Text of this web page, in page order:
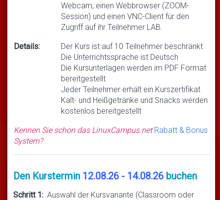
Webcam, einen Webbrowser (ZOOM-
Session) und einen VNC-Client für den
Zugriff auf ihr Teilnehmer LAB.
Details:
Der Kurs ist auf 10 Teilnehmer beschränkt
Die Unterrichtssprache ist Deutsch
Die Kursunterlagen werden im PDF Format
bereitgestellt
Jeder Teilnehmer erhält ein Kurszertifikat
Kalt- und Heißgetränke und Snacks werden
kostenlos bereitgestellt
Kennen Sie schon das LinuxCampus.netRabatt & Bonus
System?
Den Kurstermin 12.08.26 - 14.08.26 buchen
Schritt 1: Auswahl der Kursvariante (Classroom oder